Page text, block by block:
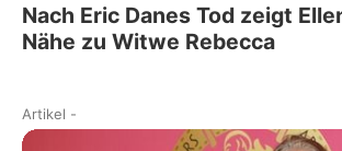
Nach Eric Danes Tod zeigt
Nähe zu Witwe Rebecca
Artikel -